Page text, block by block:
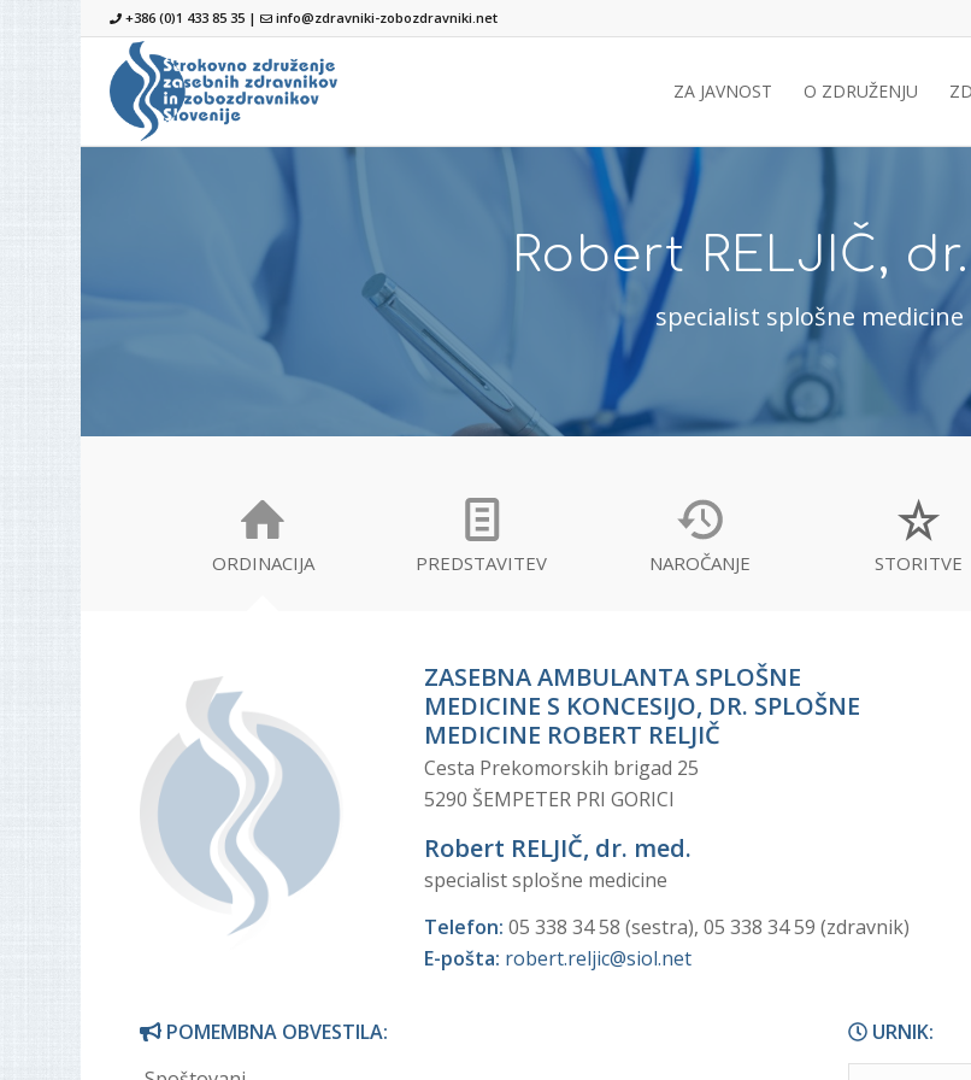
+386 (0)1 433 85 35 | info@zdravniki-zobozdravniki.net
ZA JAVNOST O ZDRUŽENJU
Robert RELJIČ,
specialist splošne medicine
ORDINACIJA PREDSTAVITEV NAROČANJE STORITVE
ZASEBNA AMBULANTA SPLOŠNE
MEDICINE S KONCESIJO, DR. SPLOŠNE
MEDICINE ROBERT RELJIČ
Cesta Prekomorskih brigad 25
5290 ŠEMPETER PRI GORICI
Robert RELJIČ, dr. med.
specialist splošne medicine
Telefon:05 338 34 58 (sestra), 05 338 34 59 (zdravnik)
E-pošta: robert.reljic@siol.net
POMEMBNA OBVESTILA:
URNIK: